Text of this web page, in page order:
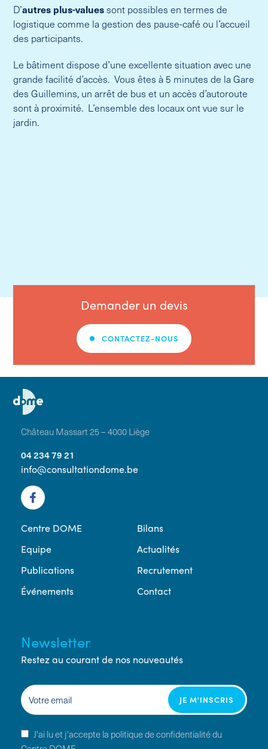
D’autres plus-valuessont possibles en termes de
logistique comme la gestion des pause-café ou l’accueil
des participants.
Le bâtiment dispose d’une excellente situation avec une
grande facilité d’accès. Vous êtes à 5 minutes de la Gare
des Guillemins, un arrêt de bus et un accès d’autoroute
sont à proximité. L’ensemble des locaux ont vue sur le
jardin.
Demander un devis
CONTACTEZ-NOUS
Château Massart 25 – 4000 Liège
04 234 79 21
info@consultationdome.be
Centre DOME
Equipe
Publications
Événements
Bilans
Actualités
Recrutement
Contact
Newsletter
Restez au courant de nos nouveautés
J'ai lu et j'accepte la politique de confidentialité du